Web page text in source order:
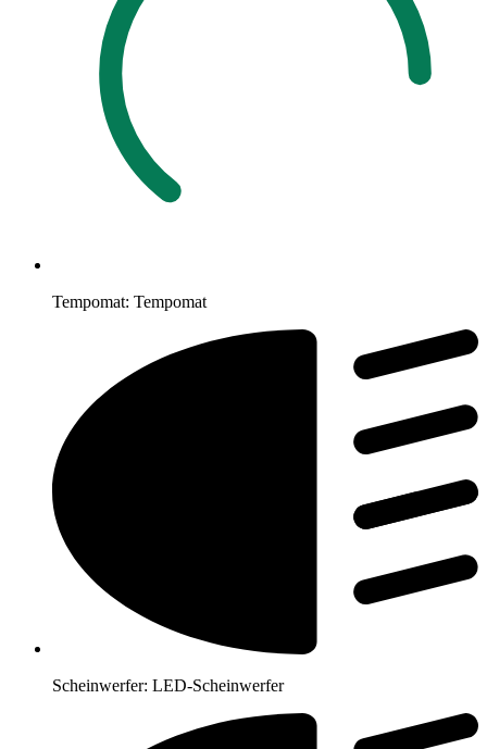
Tempomat: Tempomat
Scheinwerfer: LED-Scheinwerfer